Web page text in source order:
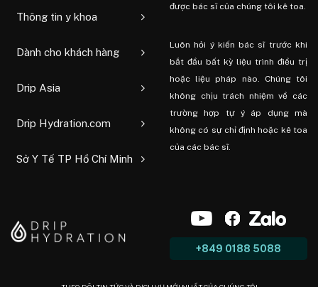
Thông tin y khoa
Dành cho khách hàng
Drip Asia
Drip Hydration.com
Sở Y Tế TP Hồ Chí Minh
được bác sĩ của chúng tôi kê toa.
Luôn hỏi ý kiến ​​bác sĩ trước khi
bắt đầu bất kỳ liệu trình điều trị
hoặc liệu pháp nào. Chúng tôi
không chịu trách nhiệm về các
trường hợp tự ý áp dụng mà
không có sự chỉ định hoặc kê toa
của các bác sĩ.
+849 0188 5088